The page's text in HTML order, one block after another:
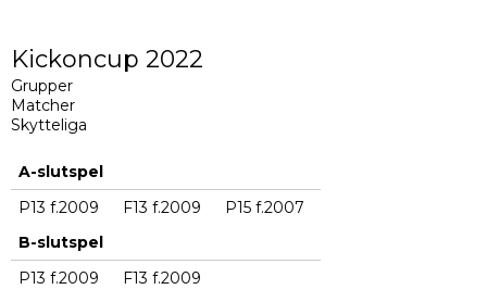
Kickoncup 2022
Grupper
Matcher
Skytteliga
A-slutspel
P13 f.2009
F13 f.2009
P15 f.2007
B-slutspel
P13 f.2009
F13 f.2009